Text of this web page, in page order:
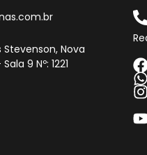
Nova
9 Nº: 1221